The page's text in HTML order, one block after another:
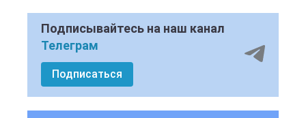
Подписывайтесь на наш канал
Телеграм
Подписаться